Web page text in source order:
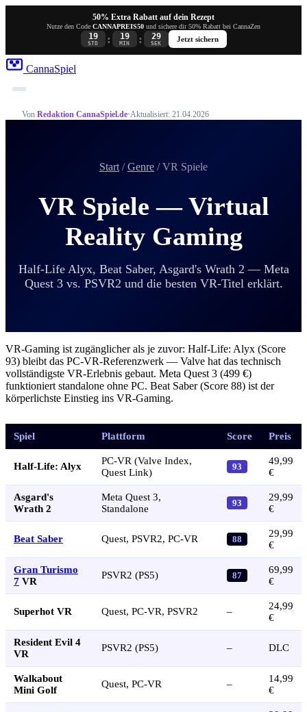
50% Extra Rabatt auf dein Rezept
Nutze den Code CANNAPREIS50 und sichere dir 50% Rabatt bei CannaZen
19
STD : 19
MIN : 29
SEK
Jetzt sichern
CannaSpiel
Von Redaktion CannaSpiel.de·Aktualisiert: 21.04.2026
Start /Genre / VR Spiele
VR Spiele — Virtual
Reality Gaming
Half-Life Alyx, Beat Saber, Asgard's Wrath 2 — Meta
Quest 3 vs. PSVR2 und die besten VR-Titel erklärt.
VR-Gaming ist zugänglicher als je zuvor: Half-Life: Alyx (Score
93) bleibt das PC-VR-Referenzwerk — Valve hat das technisch
vollständigste VR-Erlebnis gebaut. Meta Quest 3 (499 €)
funktioniert standalone ohne PC. Beat Saber (Score 88) ist der
körperlichste Einstieg ins VR-Gaming.
Spiel Plattform Score Preis
Half-Life: Alyx
PC-VR (Valve Index,
Quest Link)
93
49,99
€
Asgard's
Wrath 2
Meta Quest 3,
Standalone
93
29,99
€
Beat Saber Quest, PSVR2, PC-VR 88
29,99
€
Gran Turismo
7 VR
PSVR2 (PS5) 87
69,99
€
Superhot VR Quest, PC-VR, PSVR2 –
24,99
€
Resident Evil 4
VR
PSVR2 (PS5) – DLC
Walkabout
Mini Golf
Quest, PC-VR –
14,99
€